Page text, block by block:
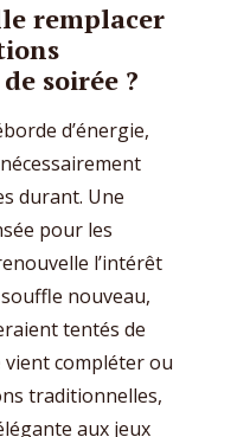
remplacer
soirée ?
d’énergie,
durant. Une
pour les
l’intérêt
nouveau,
tentés de
vient compléter ou
traditionnelles,
aux jeux